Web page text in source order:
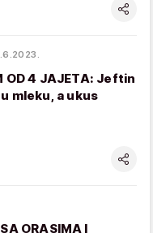
OD 4 JAJETA: Jeftin
mleku, a ukus
ORASIMA I